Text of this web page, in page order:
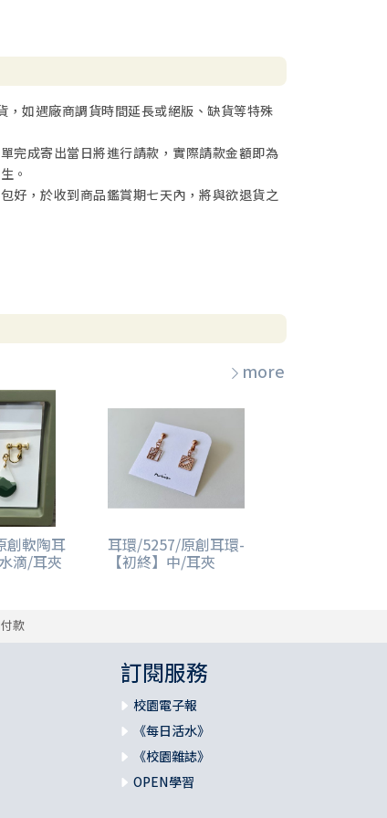
如遇廠商調貨時間延長或絕版、缺貨等特殊
完成寄出當日將進行請款，實際請款金額即為
。
好，於收到商品鑑賞期七天內，將與欲退貨之
more
創軟陶耳
滴/耳夾
耳環/5257/原創耳環-
【初終】中/耳夾
款
訂閱服務
校園電子報
《每日活水》
《校園雜誌》
OPEN學習